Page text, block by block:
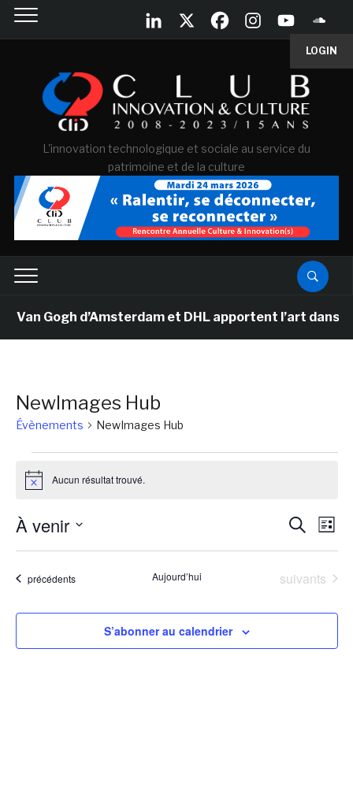
LOGIN
L'innovation technologique et sociale au service du
patrimoine et de la culture
Van Gogh d’Amsterdam et DHL apportent l’art dans
NewImages Hub
Évènements NewImages Hub
Évènements
Notice Aucun résultat trouvé.
et
Liste
À venir
Sélectionnez
Évènements
précédents Aujourd’hui Évènements
suivants
S’abonner au calendrier